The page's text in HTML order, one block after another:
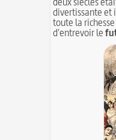
divertissante et
toute la
d'entrevoir le